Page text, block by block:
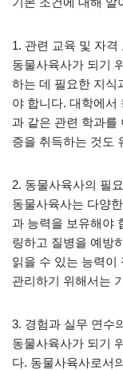
1. 관련 교육 및 자격
동물사육사가 되기
하는 데 필요한 지식
야 합니다. 대학에서
과 같은 관련 학과를
증을 취득하는 것도
2. 동물사육사의 필
동물사육사는 다양
과 능력을 보유해야
링하고 질병을 예방
읽을 수 있는 능력이
관리하기 위해서는
3. 경험과 실무 연수
동물사육사가 되기
다. 동물사육사로서